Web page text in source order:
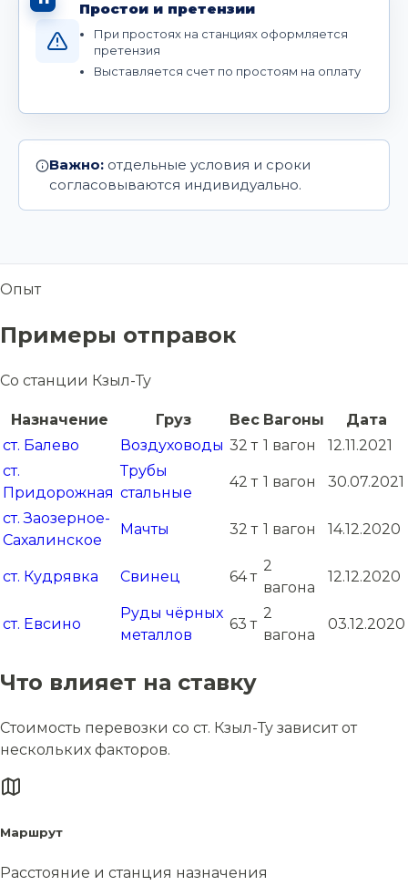
Простои и претензии
При простоях на станциях оформляется
претензия
Выставляется счет по простоям на оплату
Важно: отдельные условия и сроки
согласовываются индивидуально.
Опыт
Примеры отправок
Со станции Кзыл-Ту
Назначение Груз Вес Вагоны
Дата
ст. Балево
Воздуховоды 32 т 1 вагон
12.11.2021
ст.
Придорожная
Трубы
стальные
42 т 1 вагон 30.07.2021
ст. Заозерное-
Сахалинское
Мачты 32 т 1 вагон 14.12.2020
ст. Кудрявка Свинец 64 т
2
вагона
12.12.2020
ст. Евсино
Руды чёрных
металлов
63 т
2
вагона
03.12.2020
Что влияет на ставку
Стоимость перевозки со ст. Кзыл-Ту зависит от
нескольких факторов.
Маршрут
Расстояние и станция назначения